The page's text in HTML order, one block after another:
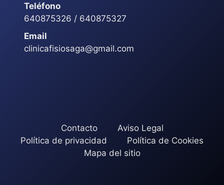
Teléfono
640875326 / 640875327
Email
clinicafisiosaga@gmail.com
Contacto
Aviso Legal
Política de privacidad
Política de Cookies
Mapa del sitio